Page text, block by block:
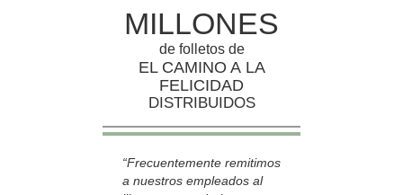
MILLONES
de folletos de
EL CAMINO A LA
FELICIDAD
DISTRIBUIDOS
“Frecuentemente remitimos
a nuestros empleados al